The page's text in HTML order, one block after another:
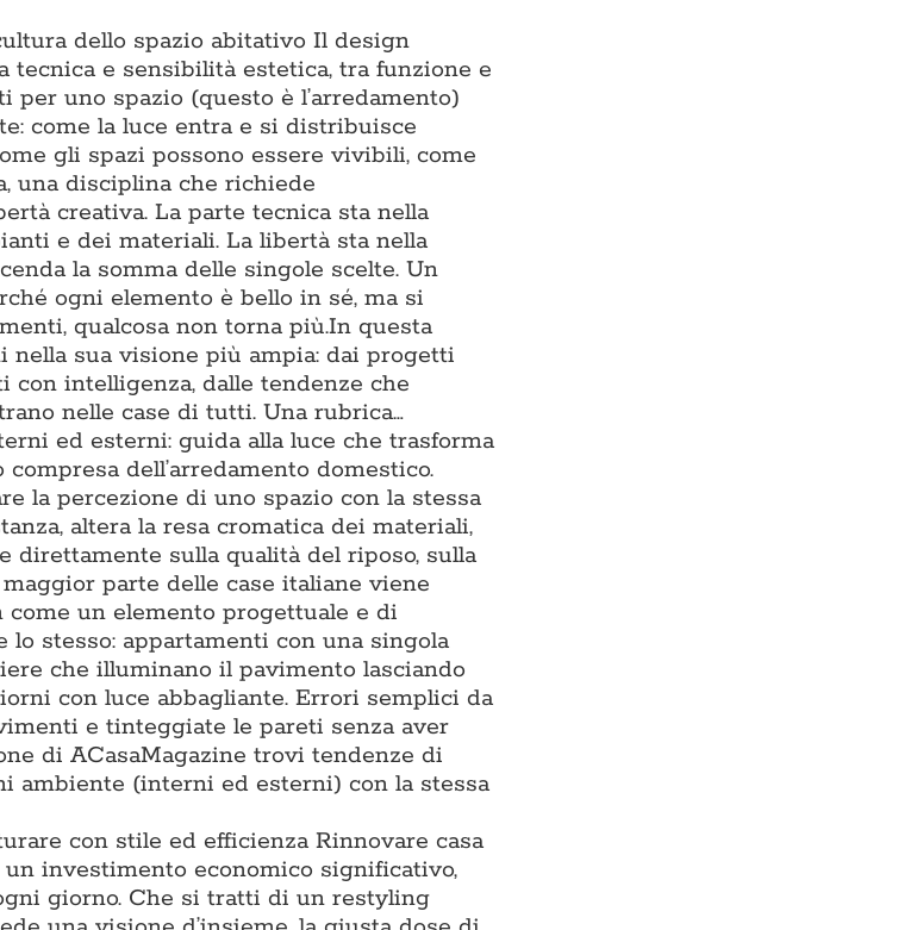
dello spazio abitativo Il design
tecnica e sensibilità estetica, tra funzione e
uno spazio (questo è l’arredamento)
come la luce entra e si distribuisce
gli spazi possono essere vivibili, come
una disciplina che richiede
creativa. La parte tecnica sta nella
e dei materiali. La libertà sta nella
la somma delle singole scelte. Un
ogni elemento è bello in sé, ma si
qualcosa non torna più.In questa
nella sua visione più ampia: dai progetti
intelligenza, dalle tendenze che
nelle case di tutti. Una rubrica…
ed esterni: guida alla luce che trasforma
dell’arredamento domestico.
la percezione di uno spazio con la stessa
altera la resa cromatica dei materiali,
direttamente sulla qualità del riposo, sulla
parte delle case italiane viene
come un elemento progettuale e di
lo stesso: appartamenti con una singola
che illuminano il pavimento lasciando
con luce abbagliante. Errori semplici da
e tinteggiate le pareti senza aver
di ACasaMagazine trovi tendenze di
ambiente (interni ed esterni) con la stessa
con stile ed efficienza Rinnovare casa
investimento economico significativo,
giorno. Che si tratti di un restyling